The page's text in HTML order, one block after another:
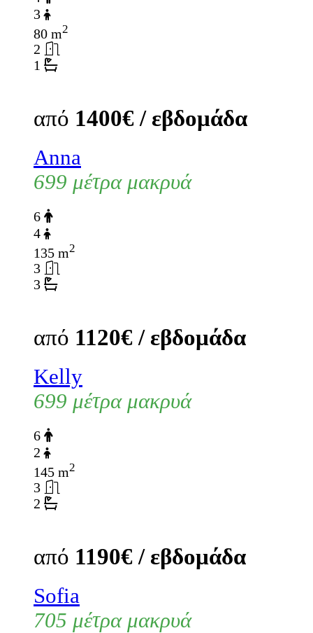
3
80 m2
2
1
από 1400€ / εβδομάδα
Anna
699 μέτρα μακρυά
6
4
135 m2
3
3
από 1120€ / εβδομάδα
Kelly
699 μέτρα μακρυά
6
2
145 m2
3
2
από 1190€ / εβδομάδα
Sofia
705 μέτρα μακρυά